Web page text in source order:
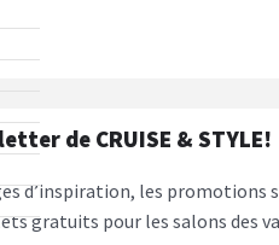
de CRUISE & STYLE!
d’inspiration, les promotions
gratuits pour les salons des